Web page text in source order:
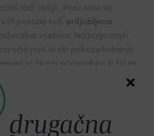
radi delijo. Prav zato so
postale tudi priljubljena
vsebina. Najpogostejši
učni poti in ob prikazu kuhanja
in hkrati pomemben je bil ta
učni poti, kjer lahko izvedo
gozdu, rastlinah in življenju v
gospodarjenja z